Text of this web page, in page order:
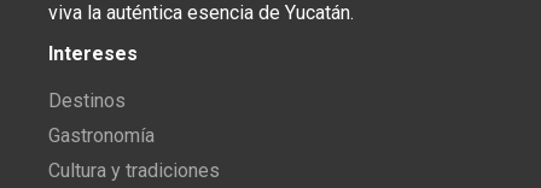
viva la auténtica esencia de Yucatán.
Intereses
Destinos
Gastronomía
Cultura y tradiciones